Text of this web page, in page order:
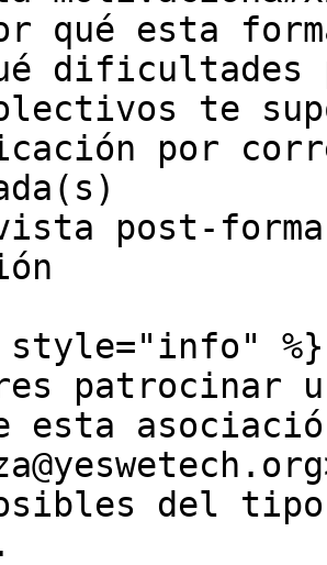
te
por
post-
%}
patrocinar
esta
del tipo